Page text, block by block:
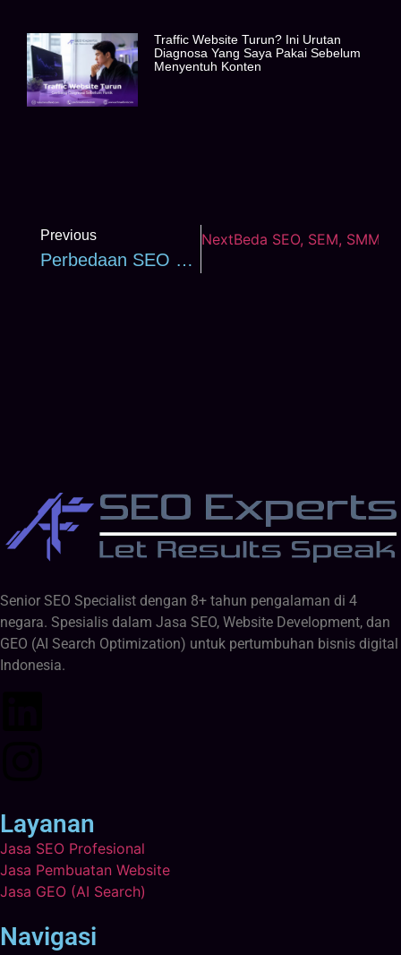
Traffic Website Turun? Ini Urutan
Diagnosa Yang Saya Pakai Sebelum
Menyentuh Konten
Previous
Perbedaan SEO Dan SEM: Strategi Tepat & Kapan Menggunakannya
NextBeda SEO, SEM, SMM
Senior SEO Specialist dengan 8+ tahun pengalaman di 4
negara. Spesialis dalam Jasa SEO, Website Development, dan
GEO (AI Search Optimization) untuk pertumbuhan bisnis digital
Indonesia.
Layanan
Jasa SEO Profesional
Jasa Pembuatan Website
Jasa GEO (AI Search)
Navigasi